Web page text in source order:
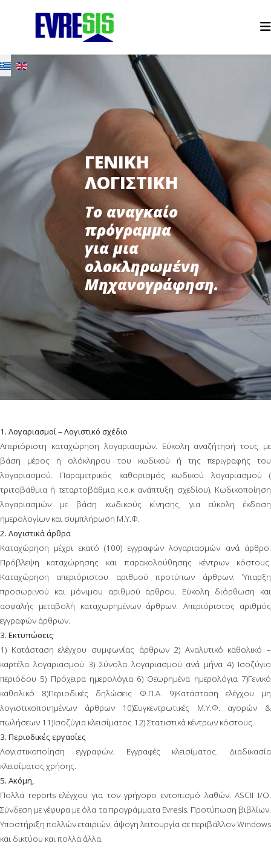
Επιλέξτε τη γλώσσα σας
ΓΕΝΙΚΗ
ΛΟΓΙΣΤΙΚΗ
Το αναγκαίο
πρόγραμμα
για μια
ολοκληρωμένη
Μηχανογράφηση.
1. Λογαριασμοί – Λογιστικό σχέδιο
Απεριόριστη καταχώρηση λογαριασμών. Εύκολη αναζήτησή τους με
βάση μέρος ή ολόκληρου του κωδικού ή της περιγραφής του
λογαριασμού. Παραμετρικός καθορισμός κωδικού λογαριασμού (
τριτοβάθμια ή τεταρτοβάθμια κ.ο.κ ανάπτυξη σχεδίου). Κωδικοποίηση
λογαριασμών με βάση κωδικούς κίνησης, για εύκολη έκδοση
ημερολογίων και συμπλήρωση Μ.Υ.Φ.
2. Λογιστικά άρθρα
Καταχώρηση μέχρι εκατό (100) εγγραφών λογαριασμών ανά άρθρο.
Πρόβλεψη καταχώρησης και παρακολούθησης κέντρων κόστους.
Καταχώρηση απεριόριστου αριθμού προτύπων άρθρων. Ύπαρξη
προσωρινού και μόνιμου αριθμού άρθρου. Εύκολη διόρθωση και
ασφαλής μεταβολή καταχωρημένων άρθρων. Απεριόριστος αριθμός
εγγραφών άρθρων.
3. Εκτυπώσεις
1) Κατάσταση ελέγχου συμφωνίας άρθρων 2) Αναλυτικό καθολικό –
καρτέλα λογαριασμού 3) Σύνολα λογαριασμού ανά μήνα 4) Ισοζύγιο
περιόδου 5) Πρόχειρα ημερολόγια 6) Θεωρημένα ημερολόγια 7)Γενικό
καθολικό 8)Περιοδικές δηλώσεις Φ.Π.Α. 9)Κατάσταση ελέγχου μη
λογιστικοποιημένων άρθρων 10)Συγκεντρωτικές Μ.Υ.Φ. αγορών &
πωλήσεων 11)Ισοζύγια κλεισίματος 12) Στατιστικά κέντρων κόστους.
3. Περιοδικές εργασίες
Λογιστικοποίηση εγγραφών. Εγγραφές κλεισίματος. Διαδικασία
κλεισίματος χρήσης.
5. Ακόμη,
Πολλά reports ελέγχου για τον γρήγορο εντοπισμό λαθών. ASCII I/O.
Σύνδεση με γέφυρα με όλα τα προγράμματα Evresis. Προτύπωση βιβλίων.
Υποστήριξη πολλών εταιριών, άψογη λειτουργία σε περιβάλλον Windows
και δικτύου και πολλά άλλα.